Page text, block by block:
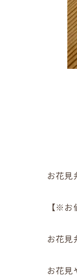
お花
【※お
お花
お花見